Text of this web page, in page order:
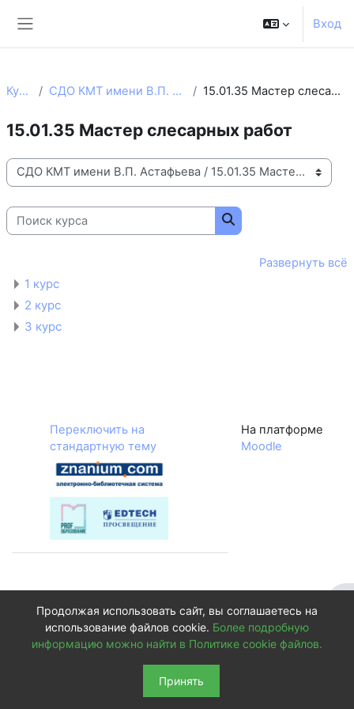
Вход
Курсы СДО КМТ имени В.П. Астафьева 15.01.35 Мастер слесарных работ
15.01.35 Мастер слесарных работ
Категории курсов
Поиск курса
Поиск курса
Развернуть всё
1 курс
2 курс
3 курс
Переключить на
стандартную тему
На платформе
Moodle
Продолжая использовать сайт, вы соглашаетесь на
использование файлов cookie. Более подробную
информацию можно найти в Политике cookie файлов.
Принять